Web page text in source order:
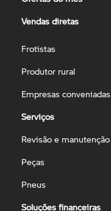
Vendas diretas
Frotistas
Produtor rural
Empresas conveniadas
Serviços
Revisão e manutenção
Peças
Pneus
Soluções financeiras